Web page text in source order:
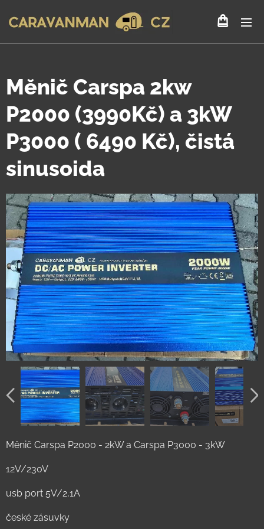
Měnič Carspa 2kw
P2000 (3990Kč) a 3kW
P3000 ( 6490 Kč), čistá
sinusoida
Měnič Carspa P2000 - 2kW a Carspa P3000 - 3kW
12V/230V
usb port 5V/2,1A
české zásuvky